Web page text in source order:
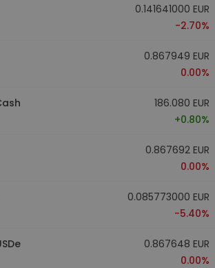
0.141641000 EUR
-2.70%
0.867949 EUR
0.00%
186.080 EUR
+0.80%
0.867692 EUR
0.00%
0.085773000 EUR
-5.40%
0.867648 EUR
0.00%